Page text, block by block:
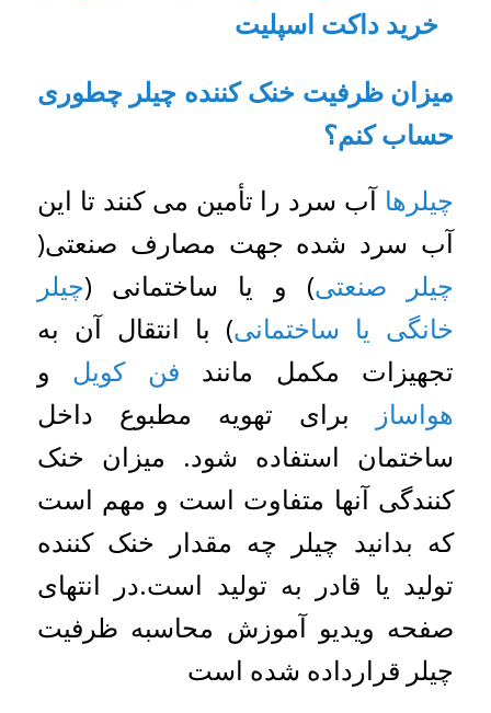
خرید داکت اسپلیت
میزان ظرفیت خنک کننده چیلر چطوری
حساب کنم؟
چیلرها آب سرد را تأمین می کنند تا این
آب سرد شده جهت مصارف صنعتی(
چیلر صنعتی) و یا ساختمانی (چیلر
خانگی یا ساختمانی) با انتقال آن به
تجهیزات مکمل مانند فن کویل و
هواساز
برای تهویه مطبوع داخل
ساختمان استفاده شود. میزان خنک
کنندگی آنها متفاوت است و مهم است
که بدانید چیلر چه مقدار خنک کننده
تولید یا قادر به تولید است.در انتهای
صفحه ویدیو آموزش محاسبه ظرفیت
چیلر قرارداده شده است